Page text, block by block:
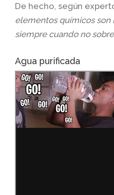
De hecho, según
elementos químicos son
siempre cuando no
Agua purificada